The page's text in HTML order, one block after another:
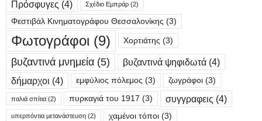
Πρόσφυγες (4) Σχέδιο Εμπράρ (2)
Φεστιβάλ Κινηματογράφου Θεσσαλονίκης (3)
Φωτογράφοι (9) Χορτιάτης (3)
βυζαντινά μνημεία (5) βυζαντινά ψηφιδωτά (4)
δήμαρχοι (4) εμφύλιος πόλεμος (3) ζωγράφοι (3)
παλιά σπίτια (2) πυρκαγιά του 1917 (3) συγγραφεις (4)
υπερπόντια μετανάστευση (2) χαμένοι τόποι (3)